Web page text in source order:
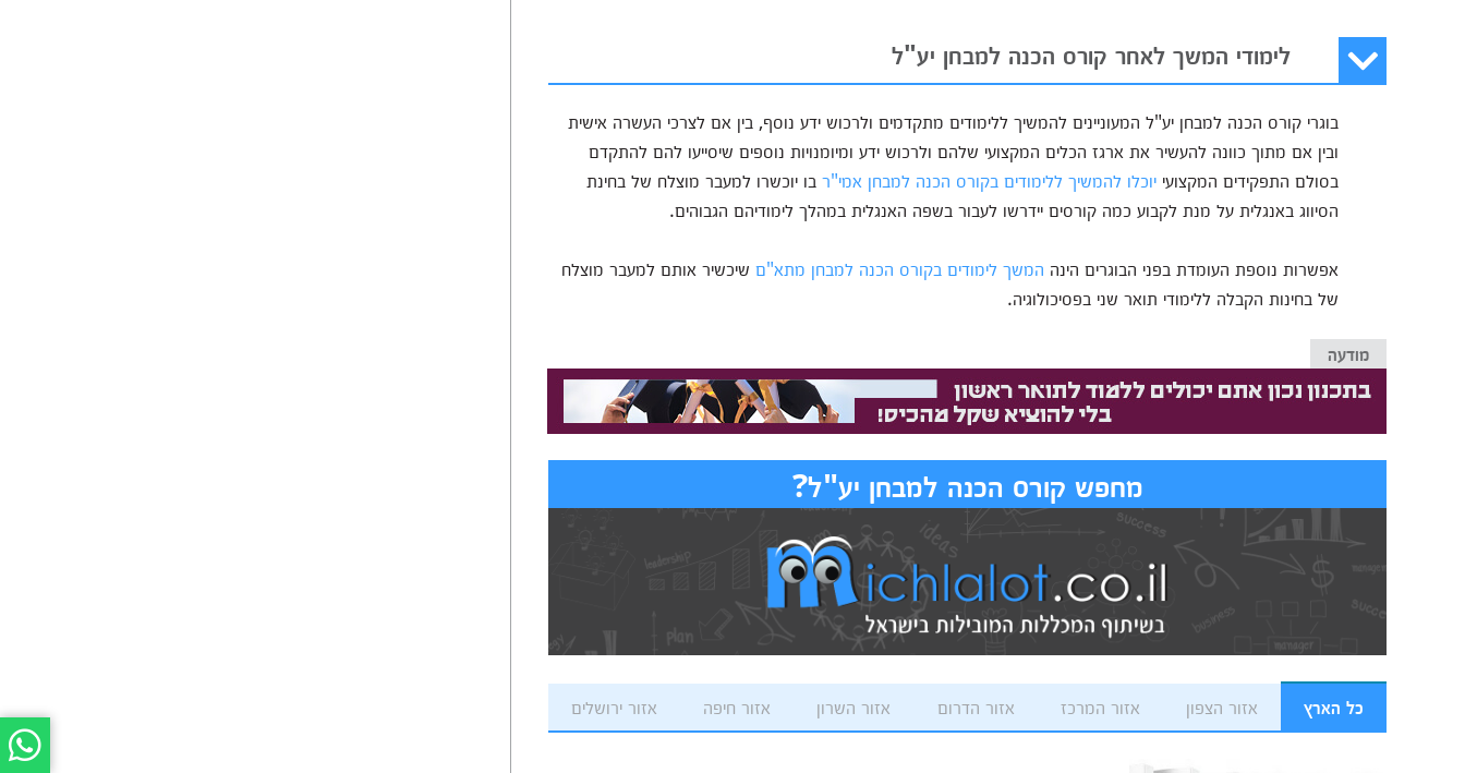
לימודי המשך לאחר קורס הכנה למבחן יע"ל
בוגרי קורס הכנה למבחן יע"ל המעוניינים להמשיך ללימודים מתקדמים ולרכוש ידע נוסף, בין אם לצרכי העשרה אישית
ובין אם מתוך כוונה להעשיר את ארגז הכלים המקצועי שלהם ולרכוש ידע ומיומנויות נוספים שיסייעו להם להתקדם
בסולם התפקידים המקצועי יוכלו להמשיך ללימודים בקורס הכנה למבחן אמי"ר בו יוכשרו למעבר מוצלח של בחינת
הסיווג באנגלית על מנת לקבוע כמה קורסים יידרשו לעבור בשפה האנגלית במהלך לימודיהם הגבוהים.
אפשרות נוספת העומדת בפני הבוגרים הינה המשך לימודים בקורס הכנה למבחן מתא"ם שיכשיר אותם למעבר מוצלח
של בחינות הקבלה ללימודי תואר שני בפסיכולוגיה.
מודעה
מחפש קורס הכנה למבחן יע"ל?
כל הארץ אזור הצפון אזור המרכז אזור הדרום אזור השרון אזור חיפה אזור ירושלים